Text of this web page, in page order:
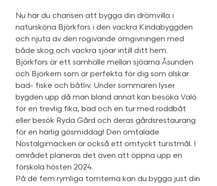
Nu har du chansen att bygga din drömvilla i
natursköna Björkfors i den vackra Kindabyggden
och njuta av den rogivande omgivningen med
både skog och vackra sjöar intill ditt hem.
Björkfors är ett samhälle mellan sjöarna Åsunden
och Björkern som är perfekta för dig som älskar
bad- fiske och båtliv. Under sommaren lyser
bygden upp då man bland annat kan besöka Valö
för en trevlig fika, bad och en tur med roddbåt
eller besök Ryda Gård och deras gårdsrestaurang
för en härlig gösmiddag! Den omtalade
Nostalgimacken är också ett omtyckt turistmål. I
området planeras det även att öppna upp en
förskola hösten 2024.
På de fem rymliga tomterna kan du bygga just din